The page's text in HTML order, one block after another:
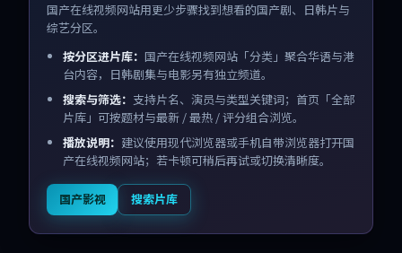
国产在线视频网站用更少步骤找到想看的国产剧、日韩片与
综艺分区。
按分区进片库： 国产在线视频网站「分类」聚合华语与港
台内容，日韩剧集与电影另有独立频道。
搜索与筛选： 支持片名、演员与类型关键词；首页「全部
片库」可按题材与最新 / 最热 / 评分组合浏览。
播放说明： 建议使用现代浏览器或手机自带浏览器打开国
产在线视频网站；若卡顿可稍后再试或切换清晰度。
国产影视 搜索片库